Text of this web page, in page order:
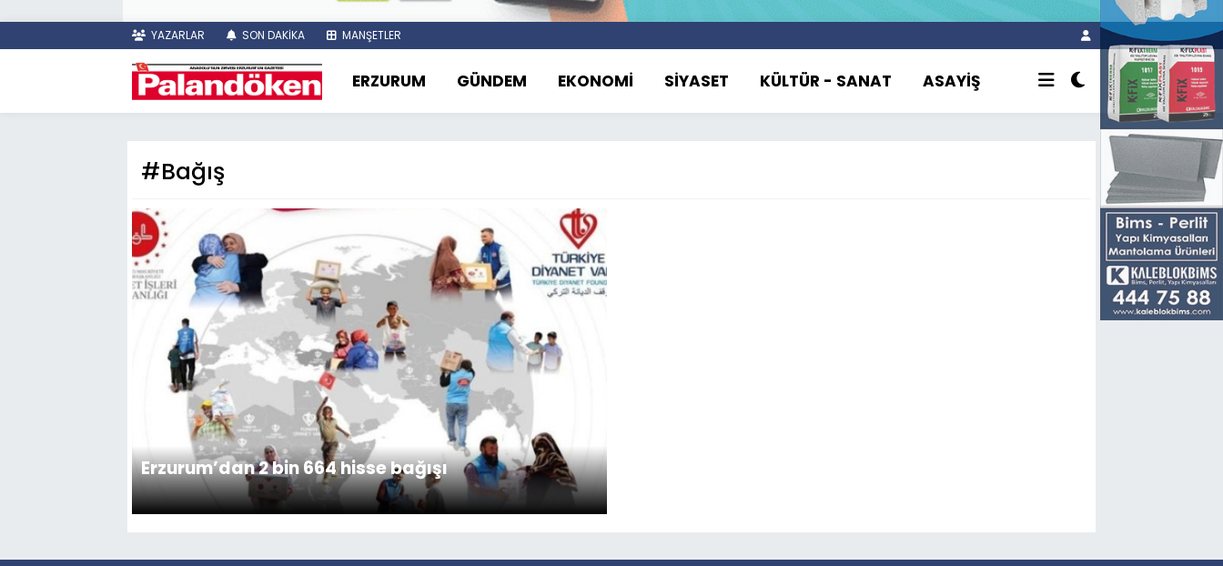
YAZARLAR SON DAKİKA MANŞETLER
ERZURUM GÜNDEM EKONOMİ SİYASET KÜLTÜR - SANAT ASAYİŞ
#Bağış
Erzurum’dan 2 bin 664 hisse bağışı